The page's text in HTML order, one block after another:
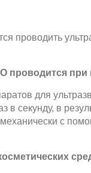
проводить
проводится
для
в секунду, в
с